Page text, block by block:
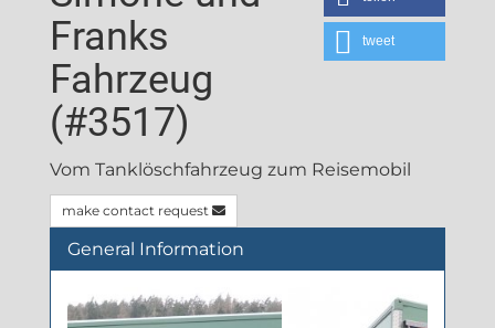
tweet
Franks
Fahrzeug
(#3517)
Vom Tanklöschfahrzeug zum Reisemobil
make contact request
General Information